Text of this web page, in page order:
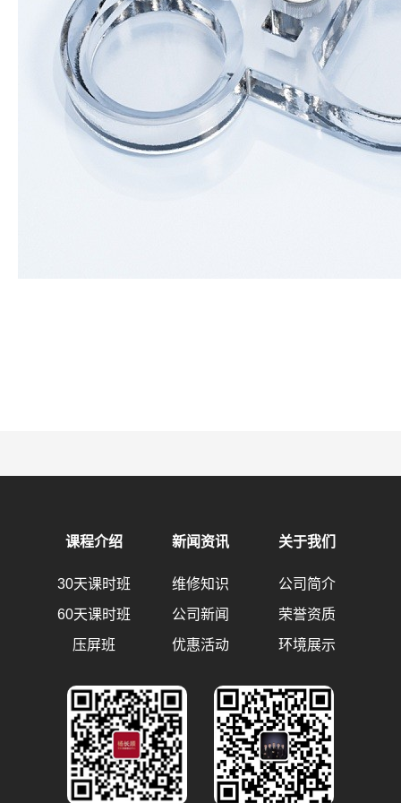
课程介绍
30天课时班
60天课时班
压屏班
新闻资讯
维修知识
公司新闻
优惠活动
关于我们
公司简介
荣誉资质
环境展示